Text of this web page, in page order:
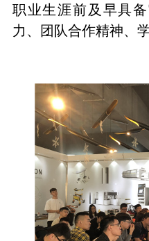
职业生涯前及早具
力、团队合作精神、